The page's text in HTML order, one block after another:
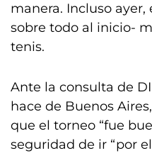
manera. Incluso ayer,
sobre todo al inicio-
tenis.
Ante la consulta de
hace de Buenos
que el torneo “fue
seguridad de ir “por